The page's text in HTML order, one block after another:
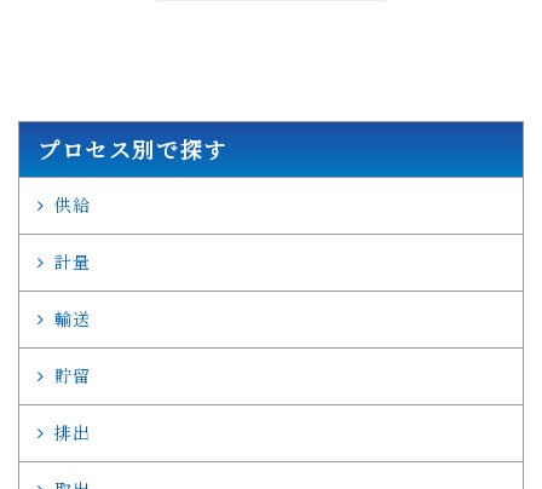
プロセス別で探す
供給
計量
輸送
貯留
排出